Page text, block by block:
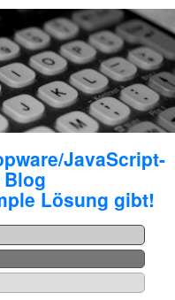
JavaScript-
Lösung gibt!